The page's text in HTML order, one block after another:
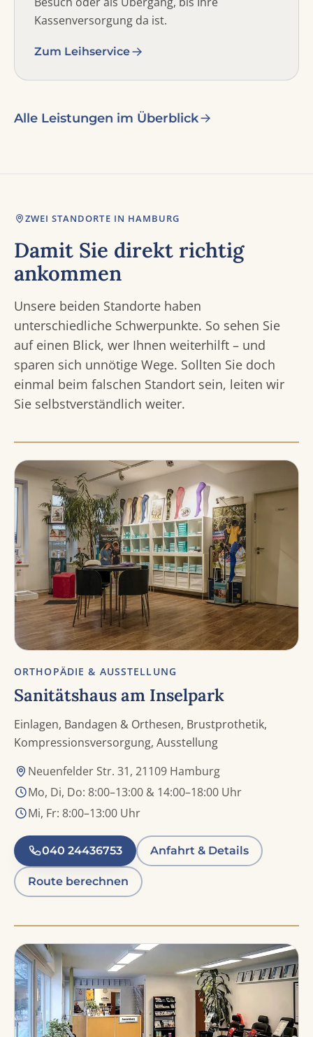
Kassenversorgung da ist.
Zum Leihservice
Alle Leistungen im Überblick
ZWEI STANDORTE IN HAMBURG
Damit Sie direkt richtig
ankommen
Unsere beiden Standorte haben
unterschiedliche Schwerpunkte. So sehen Sie
auf einen Blick, wer Ihnen weiterhilft – und
sparen sich unnötige Wege. Sollten Sie doch
einmal beim falschen Standort sein, leiten wir
Sie selbstverständlich weiter.
ORTHOPÄDIE & AUSSTELLUNG
Sanitätshaus am Inselpark
Einlagen, Bandagen & Orthesen, Brustprothetik,
Kompressionsversorgung, Ausstellung
Neuenfelder Str. 31, 21109 Hamburg
Mo, Di, Do: 8:00–13:00 & 14:00–18:00 Uhr
Mi, Fr: 8:00–13:00 Uhr
040 24436753 Anfahrt & Details
Route berechnen